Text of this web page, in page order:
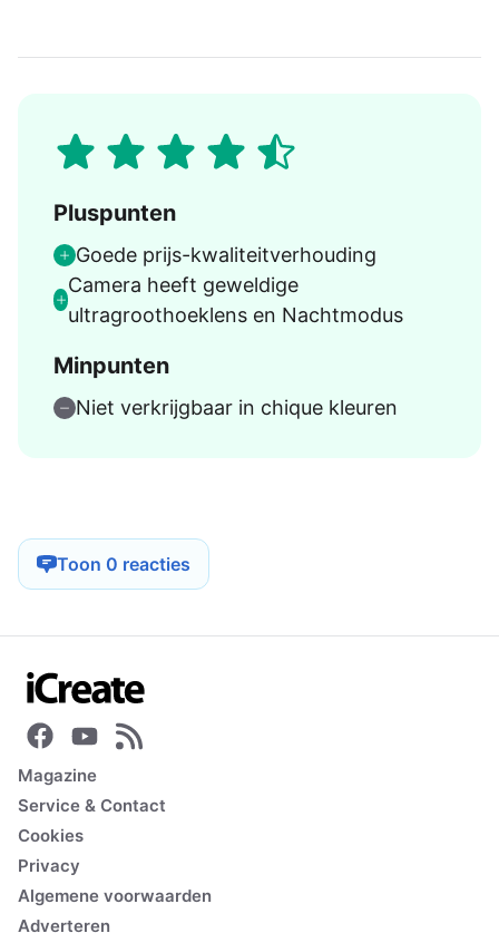
Pluspunten
Goede prijs-kwaliteitverhouding
Camera heeft geweldige
ultragroothoeklens en Nachtmodus
Minpunten
Niet verkrijgbaar in chique kleuren
Toon 0 reacties
Magazine
Service & Contact
Cookies
Privacy
Algemene voorwaarden
Adverteren